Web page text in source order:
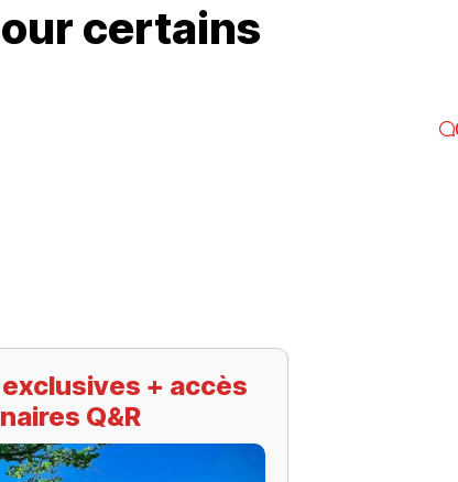
certains
+ accès
Q&R